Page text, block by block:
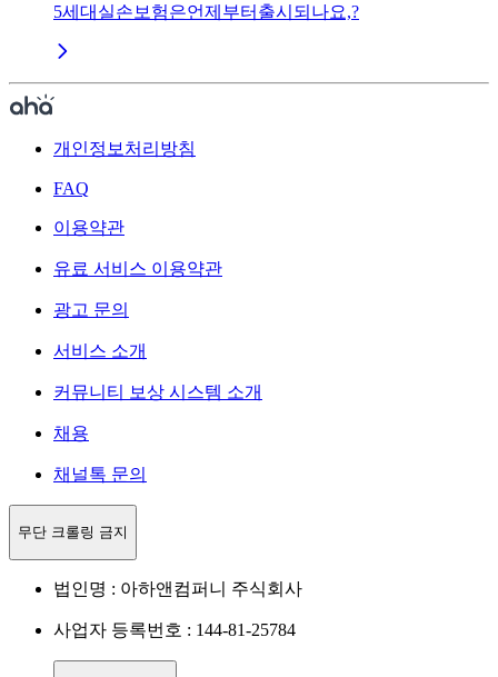
5세대실손보험은언제부터출시되나요,?
개인정보처리방침
FAQ
이용약관
유료 서비스 이용약관
광고 문의
서비스 소개
커뮤니티 보상 시스템 소개
채용
채널톡 문의
무단 크롤링 금지
법인명 : 아하앤컴퍼니 주식회사
사업자 등록번호 : 144-81-25784